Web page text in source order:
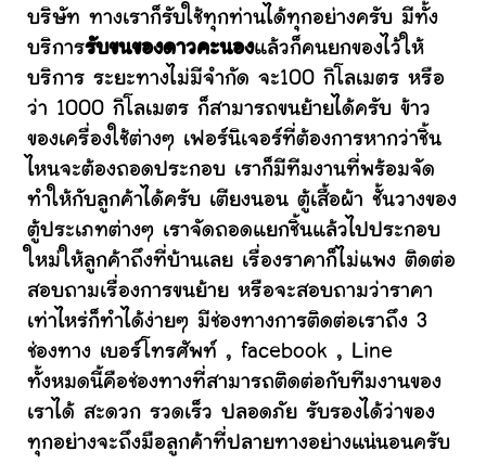
บริษัท ทางเราก็รับใช้ทุกท่านได้ทุกอย่างครับ มีทั้ง
บริการรับขนของดาวคะนองแล้วก็คนยกของไว้ให้
บริการ ระยะทางไม่มีจำกัด จะ100 กิโลเมตร หรือ
ว่า 1000 กิโลเมตร ก็สามารถขนย้ายได้ครับ ข้าว
ของเครื่องใช้ต่างๆ เฟอร์นิเจอร์ที่ต้องการหากว่าชิ้น
ไหนจะต้องถอดประกอบ เราก็มีทีมงานที่พร้อมจัด
ทำให้กับลูกค้าได้ครับ เตียงนอน ตู้เสื้อผ้า ชั้นวางของ
ตู้ประเภทต่างๆ เราจัดถอดแยกชิ้นแล้วไปประกอบ
ใหม่ให้ลูกค้าถึงที่บ้านเลย เรื่องราคาก็ไม่แพง ติดต่อ
สอบถามเรื่องการขนย้าย หรือจะสอบถามว่าราคา
เท่าไหร่ก็ทำได้ง่ายๆ มีช่องทางการติดต่อเราถึง 3
ช่องทาง เบอร์โทรศัพท์ , facebook , Line
ทั้งหมดนี้คือช่องทางที่สามารถติดต่อกับทีมงานของ
เราได้ สะดวก รวดเร็ว ปลอดภัย รับรองได้ว่าของ
ทุกอย่างจะถึงมือลูกค้าที่ปลายทางอย่างแน่นอนครับ